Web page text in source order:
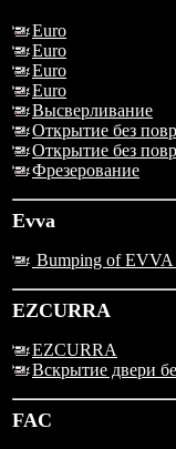
Euro
Euro
Euro
Euro
Высверливание
Открытие без
Открытие без
Фрезерование
Evva
Bumping of
EZCURRA
EZCURRA
Вскрытие двери
FAC